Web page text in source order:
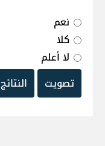
نعم
كلا
لا أعلم
تصويت
النتائج